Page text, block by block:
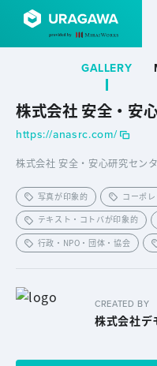
GALLERY
株式会社 安全・安
https://anasrc.com/
株式会社 安全・安心研究セン
写真が印象的
コーポ
テキスト・コトバが印象的
行政・NPO・団体・協会
CREATED BY
株式会社デ